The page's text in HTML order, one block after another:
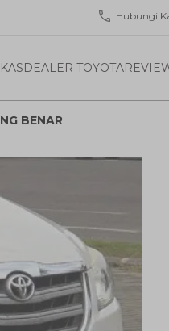
Hubungi
DEALER TOYOTA
BENAR